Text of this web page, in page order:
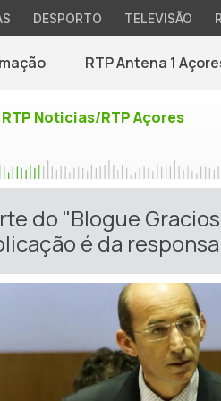
DESPORTO TELEVISÃO
RTP Antena 1
RTP Noticias/RTP Açores
do "Blogue
é da